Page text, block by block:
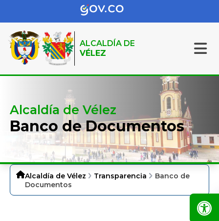
ALCALDÍA DE
VÉLEZ
Alcaldía de Vélez
Banco de Documentos
Alcaldía de Vélez Transparencia
Banco de
Documentos